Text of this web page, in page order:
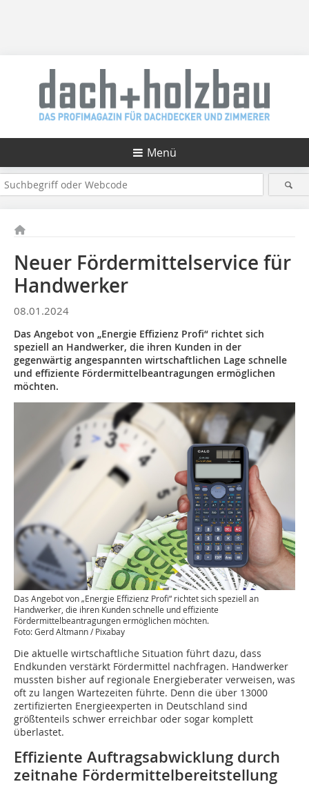
Menü
Neuer Fördermittelservice für
Handwerker
08.01.2024
Das Angebot von „Energie Effizienz Profi“ richtet sich
speziell an Handwerker, die ihren Kunden in der
gegenwärtig angespannten wirtschaftlichen Lage schnelle
und effiziente Fördermittelbeantragungen ermöglichen
möchten.
Das Angebot von „Energie Effizienz Profi“ richtet sich speziell an
Handwerker, die ihren Kunden schnelle und effiziente
Fördermittelbeantragungen ermöglichen möchten.
Foto: Gerd Altmann / Pixabay
Die aktuelle wirtschaftliche Situation führt dazu, dass
Endkunden verstärkt Fördermittel nachfragen. Handwerker
mussten bisher auf regionale Energieberater verweisen, was
oft zu langen Wartezeiten führte. Denn die über 13000
zertifizierten Energieexperten in Deutschland sind
größtenteils schwer erreichbar oder sogar komplett
überlastet.
Effiziente Auftragsabwicklung durch
zeitnahe Fördermittelbereitstellung